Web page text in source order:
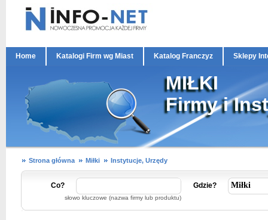
Home Katalogi Firm wg Miast Katalog Franczyz Sklepy
MIŁKI
Firmy i
Strona główna Miłki Instytucje, Urzędy
Co?
słowo kluczowe (nazwa firmy lub produktu)
Gdzie?